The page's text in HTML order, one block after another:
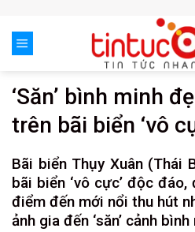
content
‘Săn’ bình minh
trên bãi biển ‘vô
Bãi biển Thụy Xuân (Thái
bãi biển ‘vô cực’ độc
điểm đến mới nổi thu hút
ảnh gia đến ‘săn’ cảnh bình